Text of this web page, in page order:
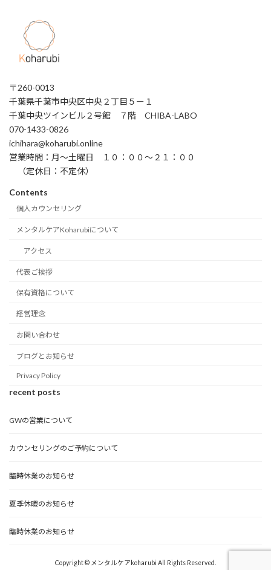
〒260-0013
千葉県千葉市中央区中央２丁目５ー１
千葉中央ツインビル２号館 ７階 CHIBA-LABO
070-1433-0826
ichihara@koharubi.online
営業時間：月〜土曜日 １０：００〜２１：００
（定休日：不定休）
Contents
個人カウンセリング
メンタルケアKoharubiについて
アクセス
代表ご挨拶
保有資格について
経営理念
お問い合わせ
ブログとお知らせ
Privacy Policy
recent posts
GWの営業について
カウンセリングのご予約について
臨時休業のお知らせ
夏季休暇のお知らせ
臨時休業のお知らせ
Copyright © メンタルケアkoharubi All Rights Reserved.